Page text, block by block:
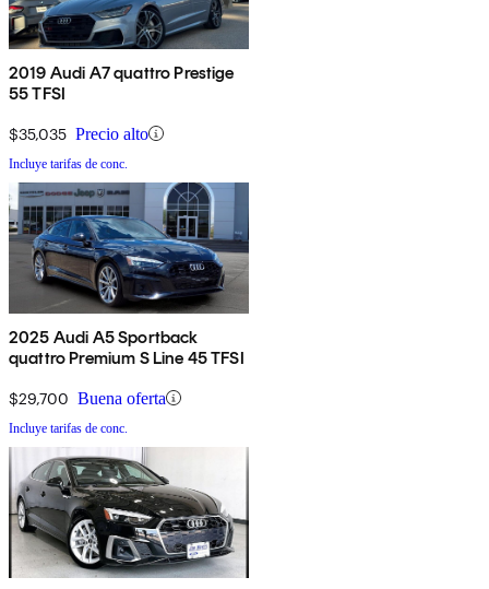
2019 Audi A7 quattro Prestige
55 TFSI
$35,035 Precio alto
Incluye tarifas de conc.
2025 Audi A5 Sportback
quattro Premium S Line 45 TFSI
$29,700 Buena oferta
Incluye tarifas de conc.